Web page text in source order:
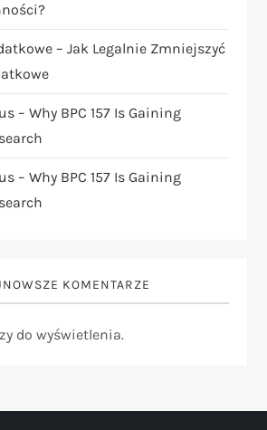
– Jak Legalnie Zmniejszyć
– Why BPC 157 Is Gaining
– Why BPC 157 Is Gaining
KOMENTARZE
do wyświetlenia.